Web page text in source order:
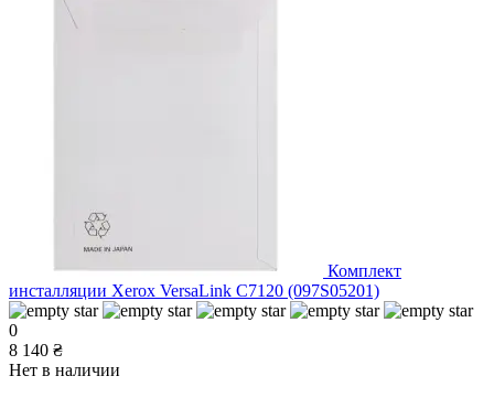
Комплект
инсталляции Xerox VersaLink C7120 (097S05201)
0
8 140 ₴
Нет в наличии